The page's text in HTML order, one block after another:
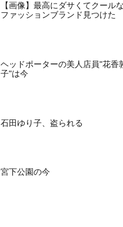
【画像】最高にダサくてクールな
ファッションブランド見つけた
ヘッドポーターの美人店員"花香
子"は今
石田ゆり子、盗られる
宮下公園の今